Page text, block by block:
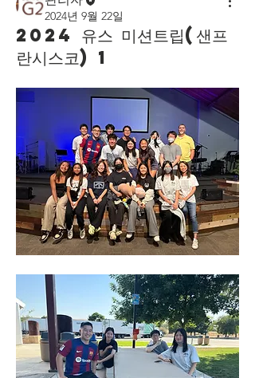
2024년 9월 22일
2024 유스 미션트립(샌프
란시스코) 1